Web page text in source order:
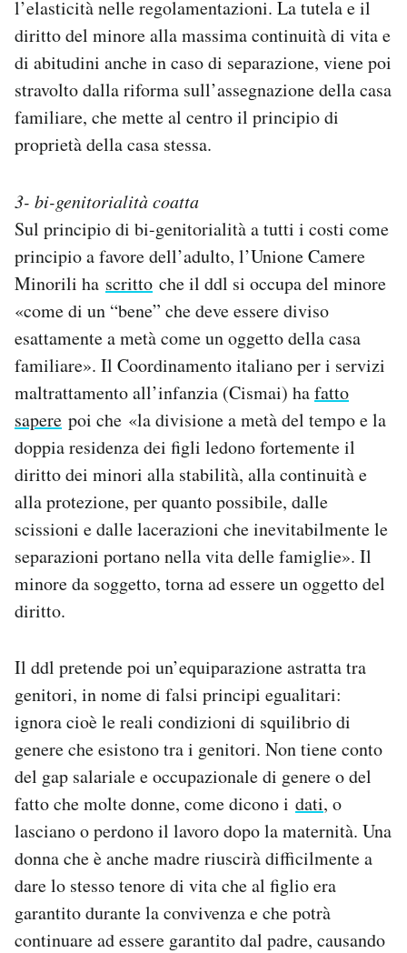
l’elasticità nelle regolamentazioni. La tutela e il
diritto del minore alla massima continuità di vita e
di abitudini anche in caso di separazione, viene poi
stravolto dalla riforma sull’assegnazione della casa
familiare, che mette al centro il principio di
proprietà della casa stessa.
3- bi-genitorialità coatta
Sul principio di bi-genitorialità a tutti i costi come
principio a favore dell’adulto, l’Unione Camere
Minorili ha scritto che il ddl si occupa del minore
«come di un “bene” che deve essere diviso
esattamente a metà come un oggetto della casa
familiare». Il Coordinamento italiano per i servizi
maltrattamento all’infanzia (Cismai) hafatto
sapere poi che «la divisione a metà del tempo e la
doppia residenza dei figli ledono fortemente il
diritto dei minori alla stabilità, alla continuità e
alla protezione, per quanto possibile, dalle
scissioni e dalle lacerazioni che inevitabilmente le
separazioni portano nella vita delle famiglie». Il
minore da soggetto, torna ad essere un oggetto del
diritto.
Il ddl pretende poi un’equiparazione astratta tra
genitori, in nome di falsi principi egualitari:
ignora cioè le reali condizioni di squilibrio di
genere che esistono tra i genitori. Non tiene conto
del gap salariale e occupazionale di genere o del
fatto che molte donne, come dicono i dati, o
lasciano o perdono il lavoro dopo la maternità. Una
donna che è anche madre riuscirà difficilmente a
dare lo stesso tenore di vita che al figlio era
garantito durante la convivenza e che potrà
continuare ad essere garantito dal padre, causando